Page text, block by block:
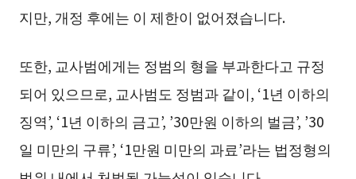
지만, 개정 후에는 이 제한이 없어졌습니다.
또한, 교사범에게는 정범의 형을 부과한다고 규정
되어 있으므로, 교사범도 정범과 같이, ‘1년 이하의
징역’, ‘1년 이하의 금고’, ’30만원 이하의 벌금’, ’30
일 미만의 구류’, ‘1만원 미만의 과료’라는 법정형의